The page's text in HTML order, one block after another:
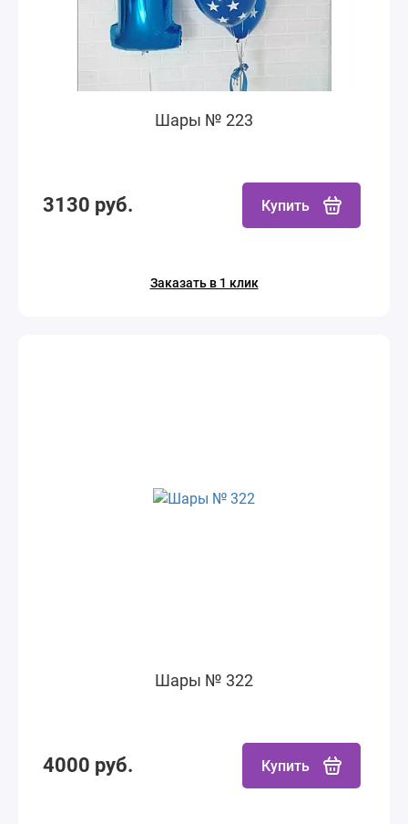
Шары № 223
3130 руб. Купить
Заказать в 1 клик
Шары № 322
4000 руб. Купить